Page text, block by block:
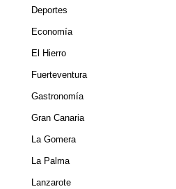
Deportes
Economía
El Hierro
Fuerteventura
Gastronomía
Gran Canaria
La Gomera
La Palma
Lanzarote